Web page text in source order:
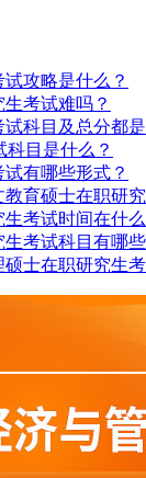
攻略是什么？
考试难吗？
科目及总分都
科目是什么？
有哪些形式？
育硕士在职研
考试时间在什
考试科目有哪些
士在职研究生